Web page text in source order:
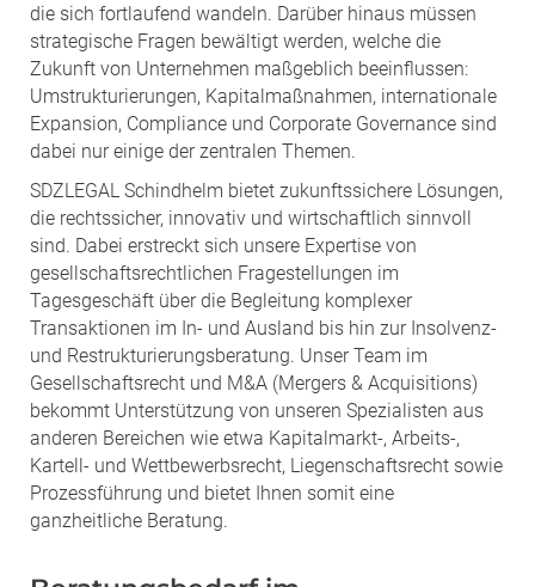
die sich fortlaufend wandeln. Darüber hinaus müssen
strategische Fragen bewältigt werden, welche die
Zukunft von Unternehmen maßgeblich beeinflussen:
Umstrukturierungen, Kapitalmaßnahmen, internationale
Expansion, Compliance und Corporate Governance sind
dabei nur einige der zentralen Themen.
SDZLEGAL Schindhelm bietet zukunftssichere Lösungen,
die rechtssicher, innovativ und wirtschaftlich sinnvoll
sind. Dabei erstreckt sich unsere Expertise von
gesellschaftsrechtlichen Fragestellungen im
Tagesgeschäft über die Begleitung komplexer
Transaktionen im In- und Ausland bis hin zur Insolvenz-
und Restrukturierungsberatung. Unser Team im
Gesellschaftsrecht und M&A (Mergers & Acquisitions)
bekommt Unterstützung von unseren Spezialisten aus
anderen Bereichen wie etwa Kapitalmarkt-, Arbeits-,
Kartell- und Wettbewerbsrecht, Liegenschaftsrecht sowie
Prozessführung und bietet Ihnen somit eine
ganzheitliche Beratung.